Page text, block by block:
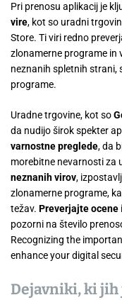
Pri prenosu aplikacij je
vire, kot so uradni
Store. Ti viri redno
zlonamerne programe in
neznanih spletnih strani,
programe.
Uradne trgovine, kot so
da nudijo širok spekter
varnostne preglede, da
morebitne nevarnosti za
neznanih virov,
zlonamerne programe,
težav. Preverjajte ocene
pozorni na število
Recognizing the
enhance your digital
Dejavniki, ki